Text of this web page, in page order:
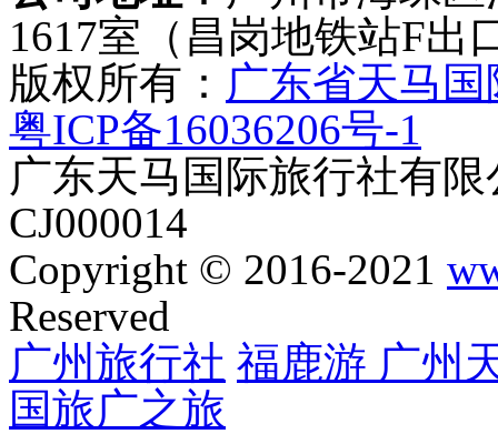
1617室（昌岗地铁站F出
版权所有： 广东省天马
粤ICP备16036206号-1
广东天马国际旅行社有
CJ000014
Copyright © 2016-2021
Reserved
广州旅行社 福鹿游 广州
国旅广之旅